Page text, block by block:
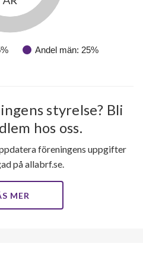
Andel män: 25%
styrelse? Bli
hos oss.
föreningens uppgifter
på allabrf.se.
MER